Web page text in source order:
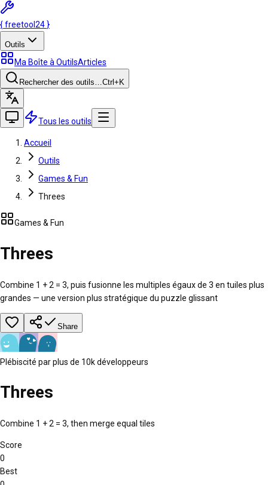
{freetool 24 }
Outils
Ma Boîte à OutilsArticles
Rechercher des outils…Ctrl +K
Tous les outils
Accueil
Outils
Games & Fun
Threes
Games & Fun
Threes
Combine 1 + 2 = 3, puis fusionne les multiples égaux de 3 en tuiles plus
grandes — une version plus stratégique du puzzle glissant
Share
Plébiscité par plus de 10k développeurs
Threes
Combine 1 +2 = 3, then merge equal tiles
Score
0
Best